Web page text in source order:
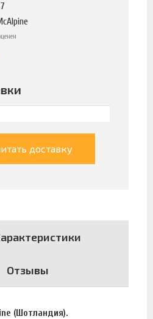
доставку
Отзывы
(Шотландия).